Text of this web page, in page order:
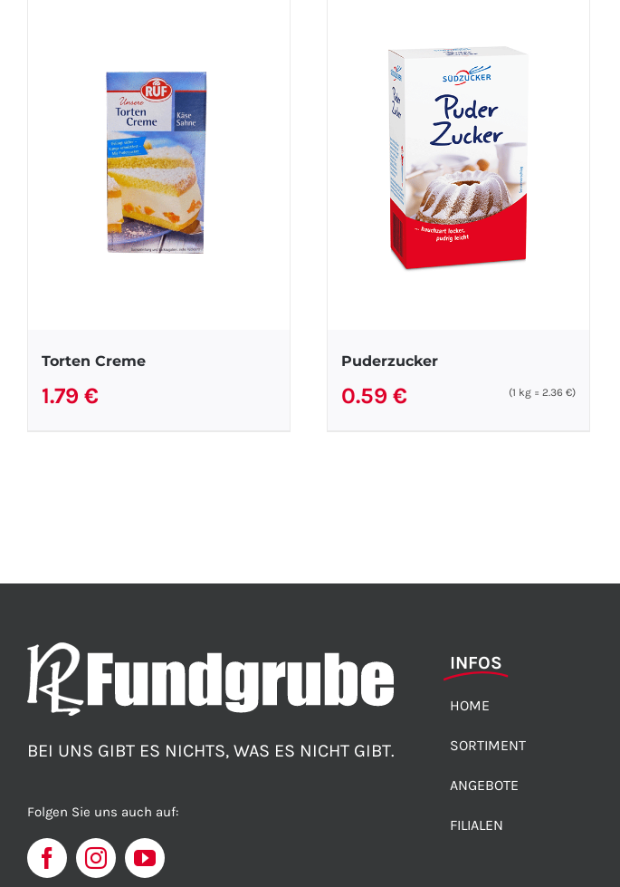
Torten Creme
1.79 €
Puderzucker
0.59 € (1 kg= 2.36 €)
BEI UNS GIBT ES NICHTS, WAS ES NICHT GIBT.
Folgen Sie uns auch auf:
INFOS
HOME
SORTIMENT
ANGEBOTE
FILIALEN